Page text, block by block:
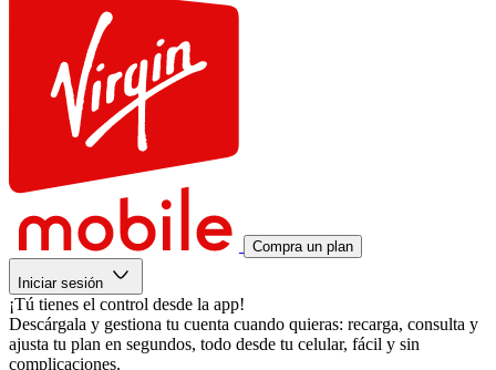
Compra un plan
Iniciar sesión
¡Tú tienes el control desde la app!
Descárgala y gestiona tu cuenta cuando quieras: recarga, consulta y
ajusta tu plan en segundos, todo desde tu celular, fácil y sin
complicaciones.